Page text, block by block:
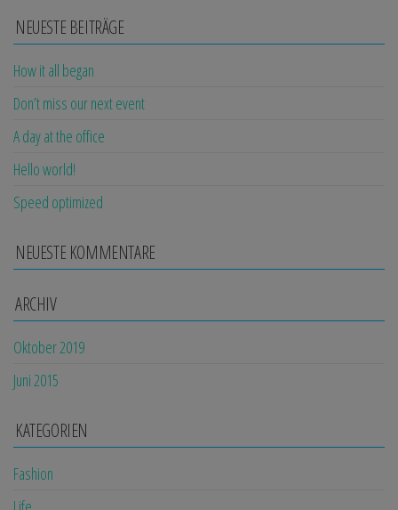
NEUESTE BEITRÄGE
How it all began
Don’t miss our next event
A day at the office
Hello world!
Speed optimized
NEUESTE KOMMENTARE
ARCHIV
Oktober 2019
Juni 2015
KATEGORIEN
Fashion